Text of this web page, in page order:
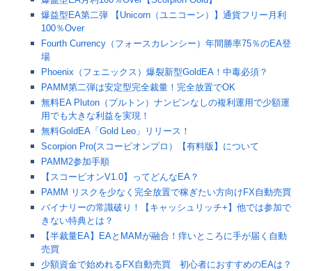
爆益型EA第二弾 【Unicorn（ユニコーン）】通貨フリー月利
100％Over
Fourth Currency（フォースカレンシー）年間勝率75％のEA登
場
Phoenix（フェニックス）爆裂新型GoldEA！中毒必須？
PAMM第二弾は安定型完全裁量！完全放置でOK
無料EA Pluton（プルトン）ナンピンなしの複利運用で少額運
用でも大きな利益を実現！
無料GoldEA「Gold Leo」リリース！
Scorpion Pro(スコーピオンプロ）【有料版】について
PAMM2参加手順
【スコーピオンV1.0】ってどんなEA？
PAMM リスクを少なく完全放置で稼ぎたい方向けFX自動売買
バイナリーの常識破り！【キャッシュリッチ+】他では参加で
きない特典とは？
【半裁量EA】EAとMAMが融合！痒いところに手が届く自動
売買
少額資金で始めれるFX自動売買 初心者におすすめのEAは？